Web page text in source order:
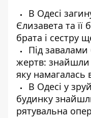
В Одесі
Єлизавета та її
брата і сестру
Під
жертв: знайшли
яку намагалась
В Одесі у
будинку
рятувальна